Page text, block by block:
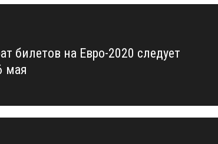
билетов на Евро-2020 следует
мая